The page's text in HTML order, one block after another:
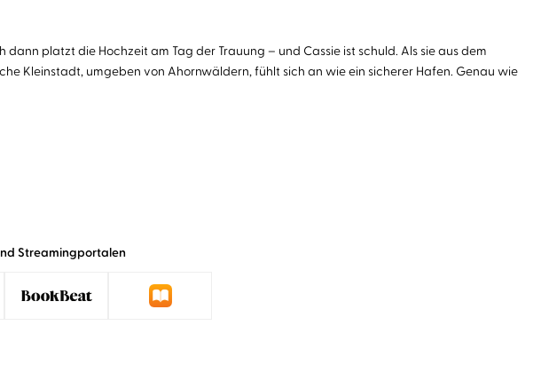
platzt die Hochzeit am Tag der Trauung – und Cassie ist schuld. Als sie aus dem
Kleinstadt, umgeben von Ahornwäldern, fühlt sich an wie ein sicherer Hafen. Genau wie
Streamingportalen